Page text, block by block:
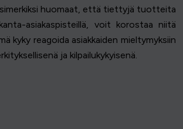
huomaat, että tiettyjä tuotteita
asiakaspisteillä, voit korostaa niitä
kyky reagoida asiakkaiden mieltymyksiin
ja kilpailukykyisenä.